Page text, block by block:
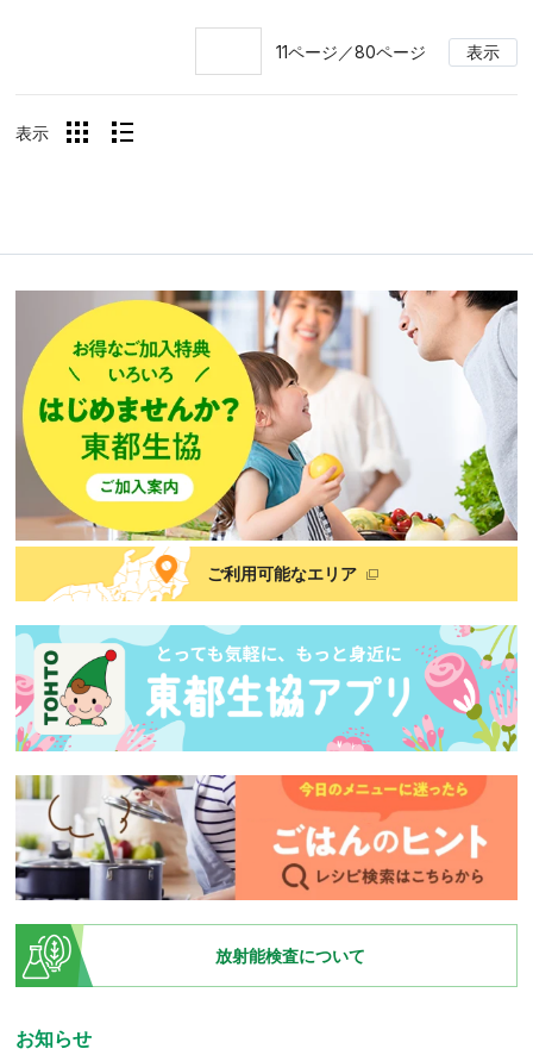
11ページ／80ページ 表示
表示
ご利用可能なエリア
放射能検査について
お知らせ